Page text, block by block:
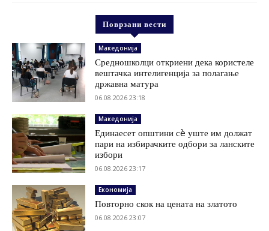
Поврзани вести
Македонија
Средношколци откриени дека користеле
вештачка интелигенција за полагање
државна матура
06.08.2026 23:18
Македонија
Единаесет општини сè уште им должат
пари на избирачките одбори за ланските
избори
06.08.2026 23:17
Економија
Повторно скок на цената на златото
06.08.2026 23:07